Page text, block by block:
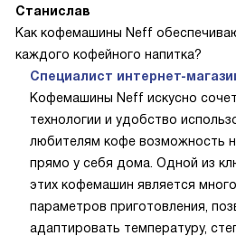
Станислав
Как кофемашины Neff
каждого кофейного напитка?
Специалист интернет-
Кофемашины Neff искусно
технологии и удобство
любителям кофе возможность
прямо у себя дома. Одной из
этих кофемашин является
параметров приготовления,
адаптировать температуру,